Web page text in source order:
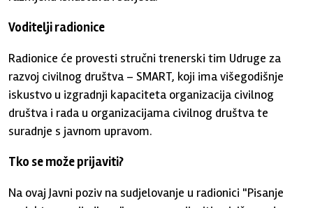
Voditelji radionice
Radionice će provesti stručni trenerski tim Udruge za
razvoj civilnog društva – SMART, koji ima višegodišnje
iskustvo u izgradnji kapaciteta organizacija civilnog
društva i rada u organizacijama civilnog društva te
suradnje s javnom upravom.
Tko se može prijaviti?
Na ovaj Javni poziv na sudjelovanje u radionici "Pisanje